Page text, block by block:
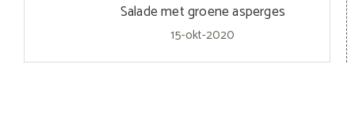
Salade met groene asperges
15-okt-2020